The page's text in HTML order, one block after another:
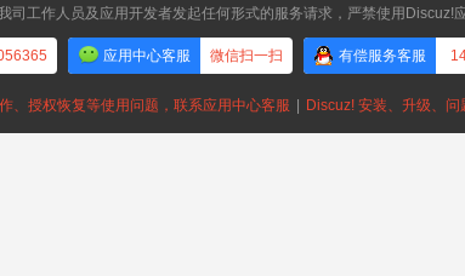
司工作人员及应用开发者发起任何形式的服务请求，严禁使用Discuz!
应用中心客服 微信扫一扫 有偿服务客服
、授权恢复等使用问题，联系应用中心客服 Discuz! 安装、升级、